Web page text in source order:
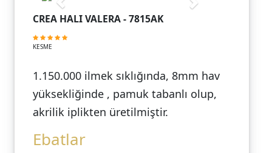
CREA HALI VALERA - 7815AK
KESME
1.150.000 ilmek sıklığında, 8mm hav
yüksekliğinde , pamuk tabanlı olup,
akrilik iplikten üretilmiştir.
Ebatlar